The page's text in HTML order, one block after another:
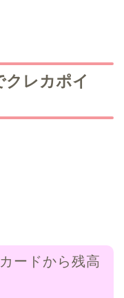
クレカポイ
ードから残高